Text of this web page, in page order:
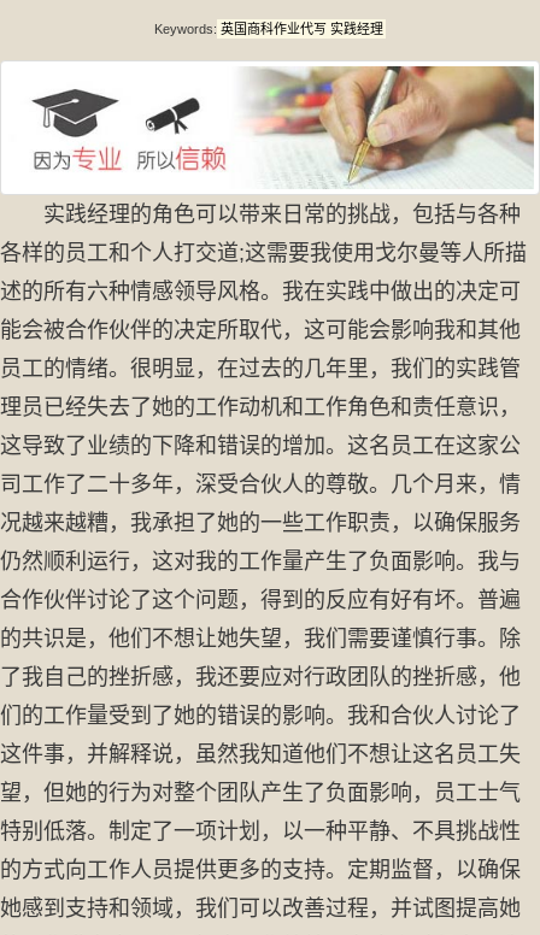
Keywords: 英国商科作业代写 实践经理
实践经理的角色可以带来日常的挑战，包括与各种
各样的员工和个人打交道;这需要我使用戈尔曼等人所描
述的所有六种情感领导风格。我在实践中做出的决定可
能会被合作伙伴的决定所取代，这可能会影响我和其他
员工的情绪。很明显，在过去的几年里，我们的实践管
理员已经失去了她的工作动机和工作角色和责任意识，
这导致了业绩的下降和错误的增加。这名员工在这家公
司工作了二十多年，深受合伙人的尊敬。几个月来，情
况越来越糟，我承担了她的一些工作职责，以确保服务
仍然顺利运行，这对我的工作量产生了负面影响。我与
合作伙伴讨论了这个问题，得到的反应有好有坏。普遍
的共识是，他们不想让她失望，我们需要谨慎行事。除
了我自己的挫折感，我还要应对行政团队的挫折感，他
们的工作量受到了她的错误的影响。我和合伙人讨论了
这件事，并解释说，虽然我知道他们不想让这名员工失
望，但她的行为对整个团队产生了负面影响，员工士气
特别低落。制定了一项计划，以一种平静、不具挑战性
的方式向工作人员提供更多的支持。定期监督，以确保
她感到支持和领域，我们可以改善过程，并试图提高她